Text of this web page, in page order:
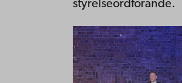
styrelseordförande.